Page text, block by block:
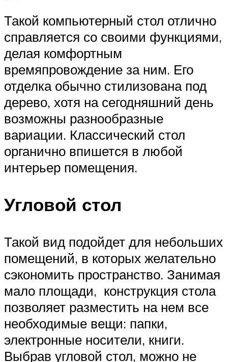
Такой компьютерный стол отлично
справляется со своими функциями,
делая комфортным
времяпровождение за ним. Его
отделка обычно стилизована под
дерево, хотя на сегодняшний день
возможны разнообразные
вариации. Классический стол
органично впишется в любой
интерьер помещения.
Угловой стол
Такой вид подойдет для небольших
помещений, в которых желательно
сэкономить пространство. Занимая
мало площади, конструкция стола
позволяет разместить на нем все
необходимые вещи: папки,
электронные носители, книги.
Выбрав угловой стол, можно не